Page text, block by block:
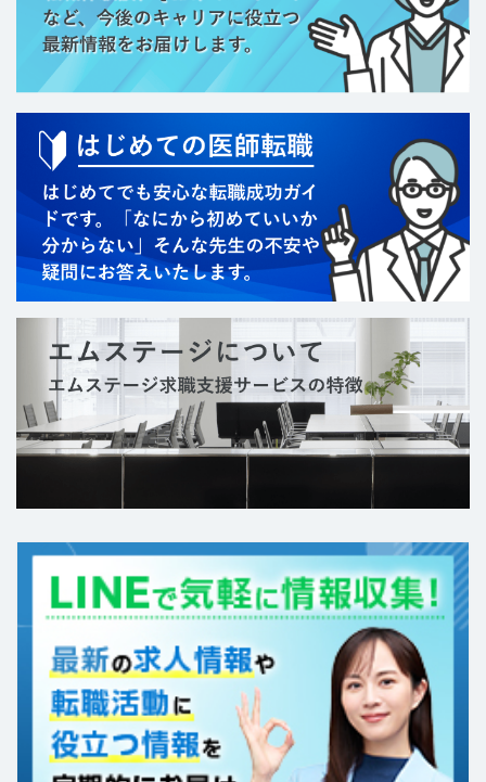
超音波専門医
美容外科専門医
救急科専門医
東洋医学専門医
感染症専門医
肝臓専門医
レーザー専門医
放射線科専門医
その他